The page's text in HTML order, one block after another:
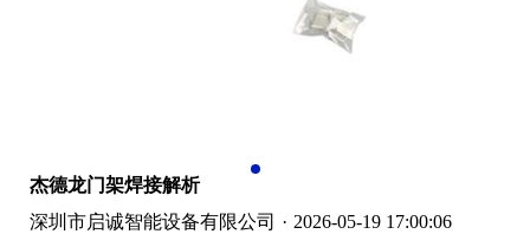
杰德龙门架焊接解析
深圳市启诚智能设备有限公司 · 2026-05-19 17:00:06